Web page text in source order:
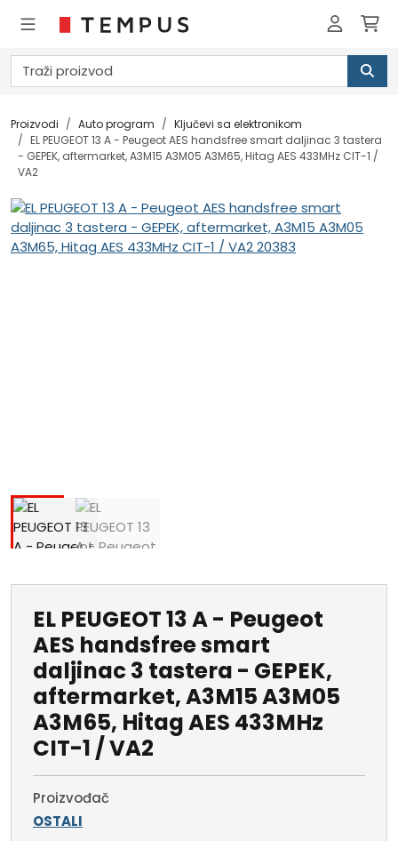
Proizvodi Auto program
Ključevi sa elektronikom
EL PEUGEOT 13 A - Peugeot AES handsfree smart daljinac 3 tastera
- GEPEK, aftermarket, A3M15 A3M05 A3M65, Hitag AES 433MHz CIT-1 /
VA2
EL PEUGEOT 13 A - Peugeot
AES handsfree smart
daljinac 3 tastera - GEPEK,
aftermarket, A3M15 A3M05
A3M65, Hitag AES 433MHz
CIT-1 / VA2
Proizvođač
OSTALI